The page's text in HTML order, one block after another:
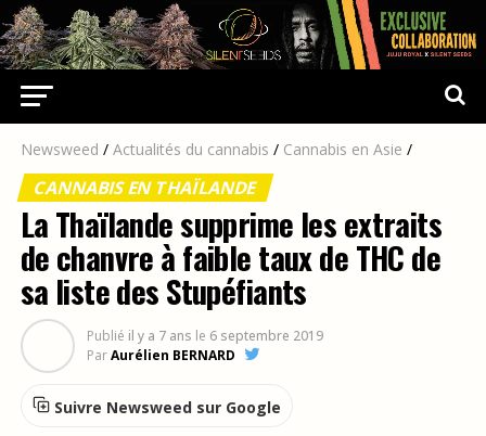
Newsweed / Actualités du cannabis / Cannabis en Asie /
CANNABIS EN THAÏLANDE
La Thaïlande supprime les extraits
de chanvre à faible taux de THC de
sa liste des Stupéfiants
Publié il y a 7 ans le 6 septembre 2019
ParAurélien BERNARD
Suivre Newsweed sur Google